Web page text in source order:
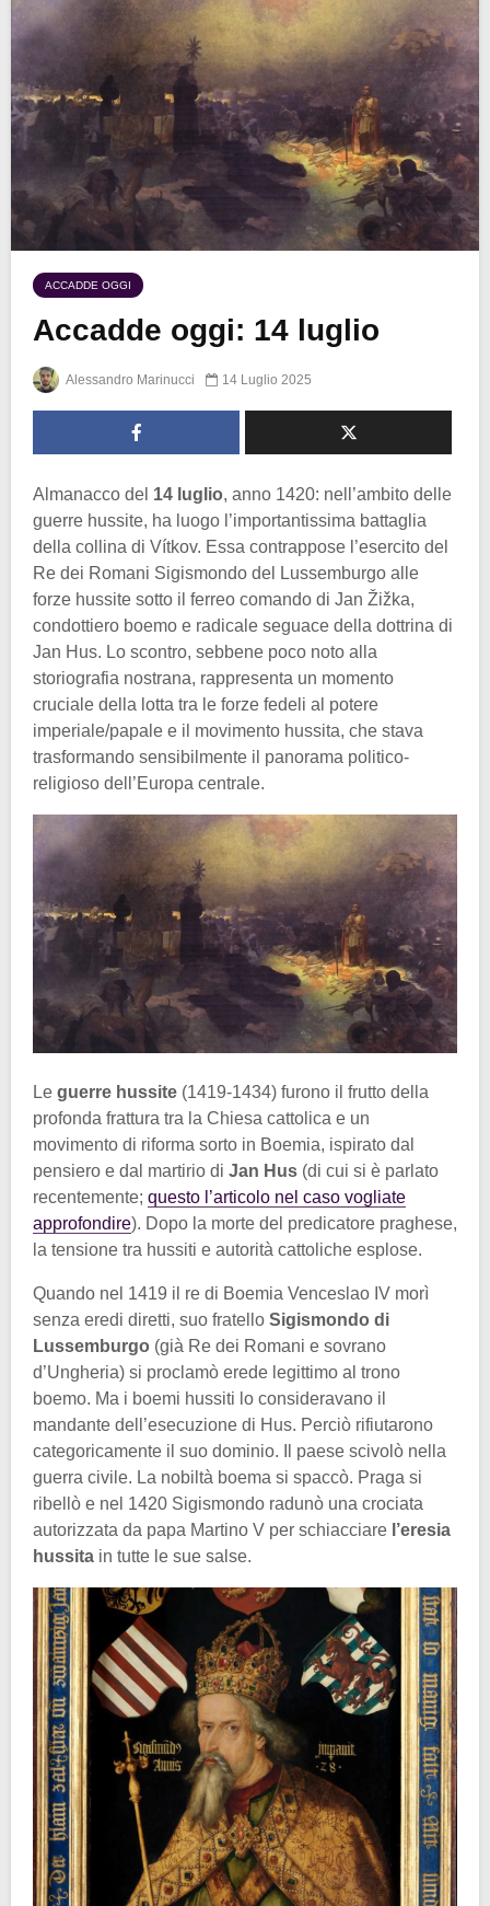
ACCADDE OGGI
Accadde oggi: 14 luglio
Alessandro Marinucci 14 Luglio 2025
Almanacco del 14 luglio, anno 1420: nell’ambito delle
guerre hussite, ha luogo l’importantissima battaglia
della collina di Vítkov. Essa contrappose l’esercito del
Re dei Romani Sigismondo del Lussemburgo alle
forze hussite sotto il ferreo comando di Jan Žižka,
condottiero boemo e radicale seguace della dottrina di
Jan Hus. Lo scontro, sebbene poco noto alla
storiografia nostrana, rappresenta un momento
cruciale della lotta tra le forze fedeli al potere
imperiale/papale e il movimento hussita, che stava
trasformando sensibilmente il panorama politico-
religioso dell’Europa centrale.
Le guerre hussite (1419-1434) furono il frutto della
profonda frattura tra la Chiesa cattolica e un
movimento di riforma sorto in Boemia, ispirato dal
pensiero e dal martirio di Jan Hus (di cui si è parlato
recentemente; questo l’articolo nel caso vogliate
approfondire). Dopo la morte del predicatore praghese,
la tensione tra hussiti e autorità cattoliche esplose.
Quando nel 1419 il re di Boemia Venceslao IV morì
senza eredi diretti, suo fratello Sigismondo di
Lussemburgo (già Re dei Romani e sovrano
d’Ungheria) si proclamò erede legittimo al trono
boemo. Ma i boemi hussiti lo consideravano il
mandante dell’esecuzione di Hus. Perciò rifiutarono
categoricamente il suo dominio. Il paese scivolò nella
guerra civile. La nobiltà boema si spaccò. Praga si
ribellò e nel 1420 Sigismondo radunò una crociata
autorizzata da papa Martino V per schiacciare l’eresia
hussita in tutte le sue salse.